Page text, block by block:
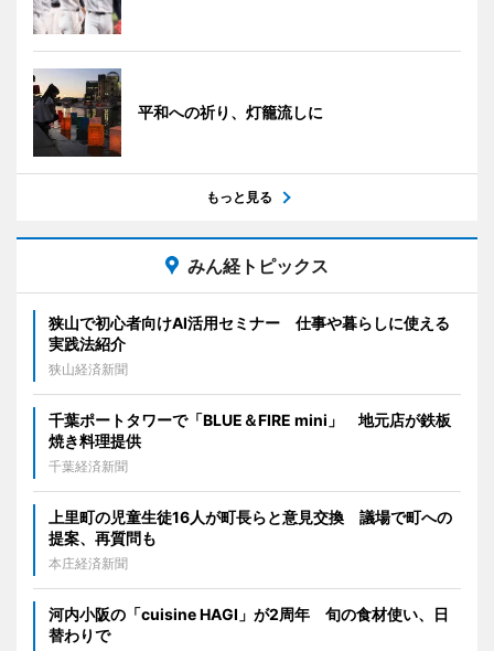
平和への祈り、灯籠流しに
もっと見る
みん経トピックス
狭山で初心者向けAI活用セミナー 仕事や暮らしに使える
実践法紹介
狭山経済新聞
千葉ポートタワーで「BLUE＆FIRE mini」 地元店が鉄板
焼き料理提供
千葉経済新聞
上里町の児童生徒16人が町長らと意見交換 議場で町への
提案、再質問も
本庄経済新聞
河内小阪の「cuisine HAGI」が2周年 旬の食材使い、日
替わりで